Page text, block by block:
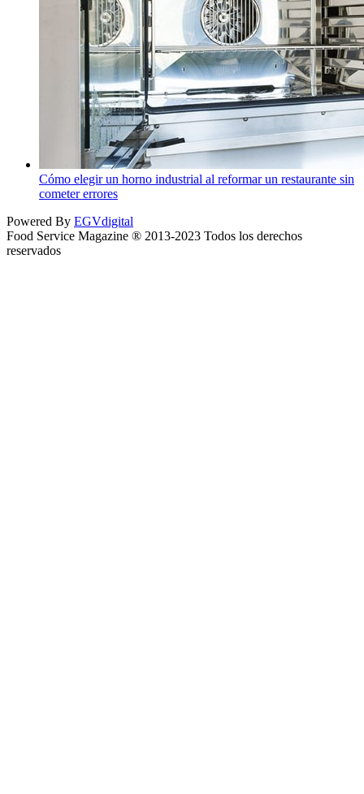
Cómo elegir un horno industrial al reformar un restaurante sin
cometer errores
Powered By EGVdigital
Food Service Magazine ® 2013-2023 Todos los derechos
reservados